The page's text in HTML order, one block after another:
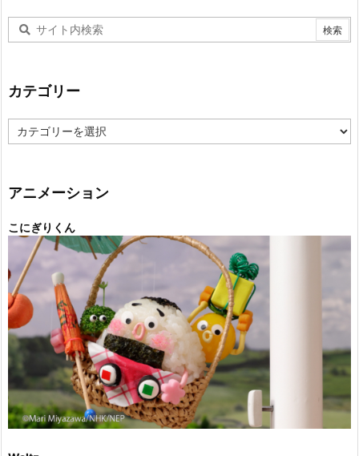
カテゴリー
テ
ー
アニメーション
こにぎりくん